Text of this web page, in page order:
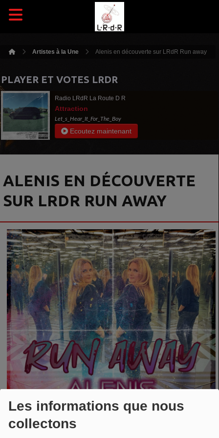
Les informations que nous
collectons
Artistes à la Une Alenis en découverte sur LRdR Run away
PLAYER ET VOTES LRDR
Radio LRdR La Route D R
Attraction
Let_s_Hear_It_For_The_Boy
Ecoutez maintenant
ALENIS EN DÉCOUVERTE
SUR LRDR RUN AWAY